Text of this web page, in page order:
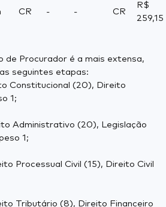
CR - - CR
R$
259,15
de Procurador é a mais extensa,
seguintes etapas:
Constitucional (20), Direito
1;
Administrativo (20), Legislação
1;
Processual Civil (15), Direito Civil
Tributário (8), Direito Financeiro